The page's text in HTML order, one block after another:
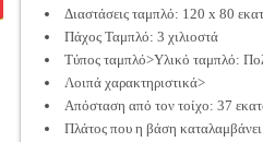
Διαστάσεις ταμπλό: 120 x 80
Πάχος Ταμπλό: 3 χιλιοστά
Τύπος ταμπλό>Υλικό ταμπλό:
Λοιπά χαρακτηριστικά>
Απόσταση από τον τοίχο: 37
Πλάτος που η βάση